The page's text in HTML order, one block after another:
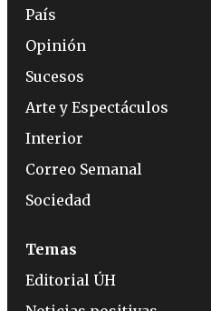
País
Opinión
Sucesos
Arte y Espectáculos
Interior
Correo Semanal
Sociedad
Temas
Editorial ÚH